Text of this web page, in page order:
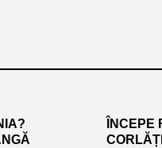
ÎNCEPE